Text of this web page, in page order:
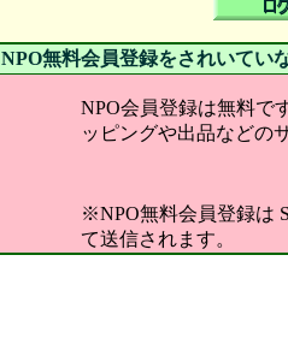
NPO無料会員登録をされいてい
NPO会員登録は無料で
ッピングや出品などの
※NPO無料会員登録は
て送信されます。